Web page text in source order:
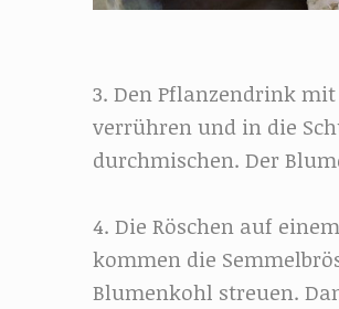
3. Den Pflanzendrink
verrühren und in die
durchmischen. Der
4. Die Röschen auf
kommen die
Blumenkohl streuen.